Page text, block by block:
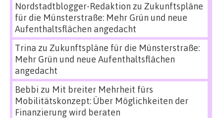
Nordstadtblogger-Redaktion zu Zukunftspläne
für die Münsterstraße: Mehr Grün und neue
Aufenthaltsflächen angedacht
Trina zu Zukunftspläne für die Münsterstraße:
Mehr Grün und neue Aufenthaltsflächen
angedacht
Bebbi zu Mit breiter Mehrheit fürs
Mobilitätskonzept: Über Möglichkeiten der
Finanzierung wird beraten